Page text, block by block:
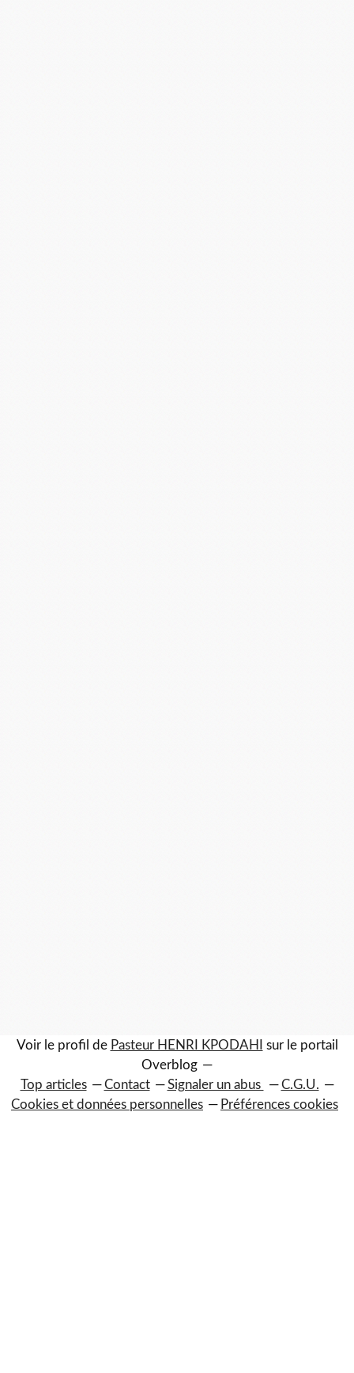
Voir le profil de Pasteur HENRI KPODAHI
sur le portail
Overblog
Top articles
Contact Signaler un abus
C.G.U.
Cookies et données personnelles
Préférences cookies